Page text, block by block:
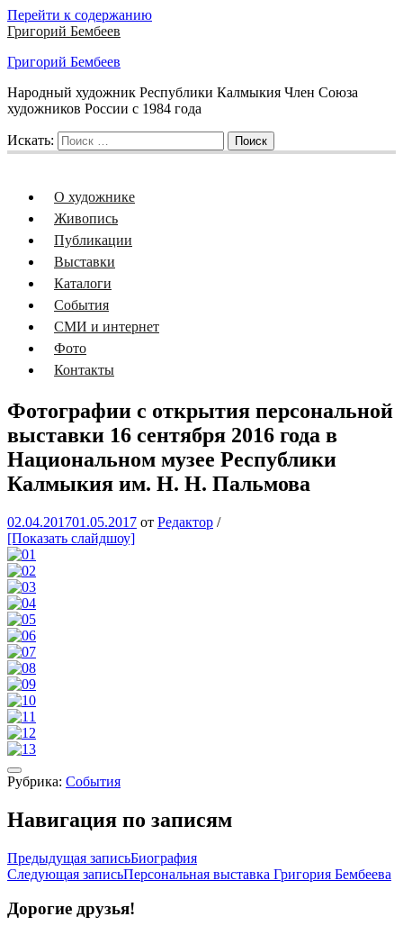
Перейти к содержанию
Григорий Бембеев
Григорий Бембеев
Народный художник Республики Калмыкия Член Союза
художников России с 1984 года
Искать: Поиск
О художнике
Живопись
Публикации
Выставки
Каталоги
События
СМИ и интернет
Фото
Контакты
Фотографии с открытия персональной
выставки 16 сентября 2016 года в
Национальном музее Республики
Калмыкия им. Н. Н. Пальмова
02.04.201701.05.2017 от Редактор /
[Показать слайдшоу]
Рубрика: События
Навигация по записям
Предыдущая записьБиография
Следующая записьПерсональная выставка Григория Бембеева
Дорогие друзья!